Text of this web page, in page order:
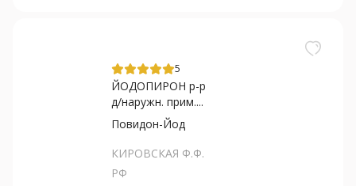
5
ЙОДОПИРОН р-р
д/наружн. прим....
Повидон-Йод
КИРОВСКАЯ Ф.Ф.
РФ